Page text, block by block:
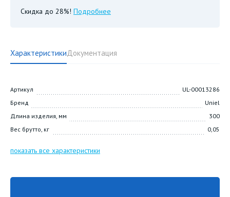
Скидка до 28%! Подробнее
ХарактеристикиДокументация
Артикул
UL-00013286
Бренд
Uniel
Длина изделия, мм
300
Вес брутто, кг
0,05
показать все характеристики